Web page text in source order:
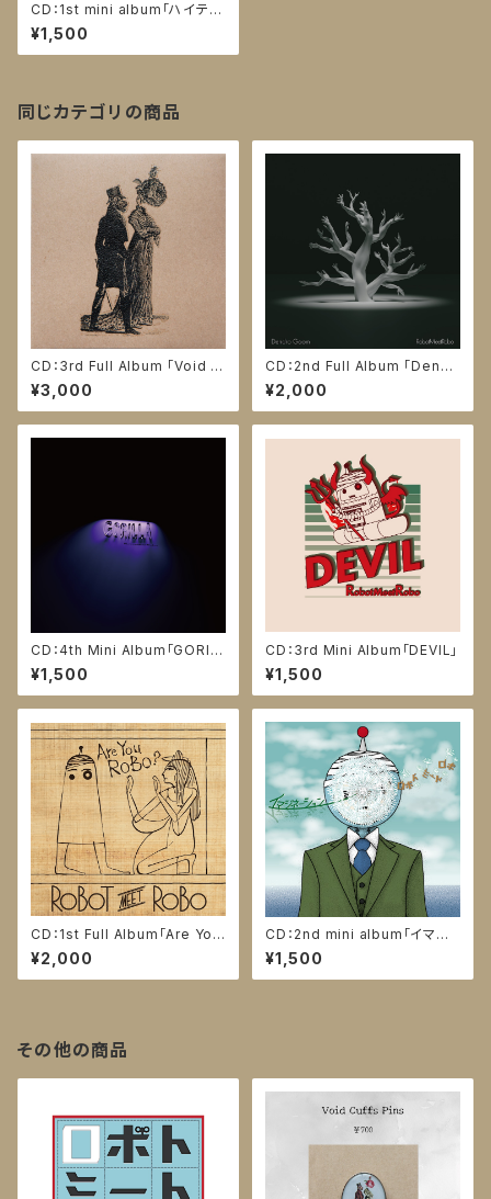
CD：1st mini album「ハイテン
ションになりきれない」
¥1,500
同じカテゴリの商品
CD：3rd Full Album 「Void C
uffs」
¥3,000
CD：2nd Full Album 「Dendr
o Goom」
¥2,000
CD：4th Mini Album「GORIL
LA」
¥1,500
CD：3rd Mini Album「DEVIL」
¥1,500
CD：1st Full Album「Are You
ROBO ?」
¥2,000
CD：2nd mini album「イマジ
ネーション」
¥1,500
その他の商品